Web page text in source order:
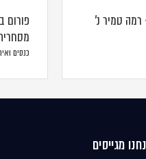
רמה טמיר נ'
פורום
כנסים
מגייסים